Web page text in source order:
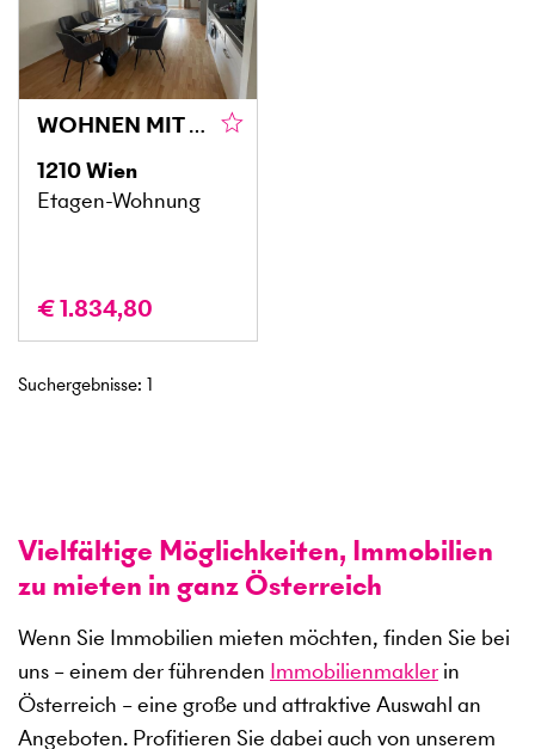
WOHNEN MIT QUALITÄT – STILVOLL IM 21. BEZIRK
1210Wien
Etagen-Wohnung
€ 1.834,80
Suchergebnisse: 1
Vielfältige Möglichkeiten, Immobilien
zu mieten in ganz Österreich
Wenn Sie Immobilien mieten möchten, finden Sie bei
uns – einem der führenden Immobilienmakler in
Österreich – eine große und attraktive Auswahl an
Angeboten. Profitieren Sie dabei auch von unserem